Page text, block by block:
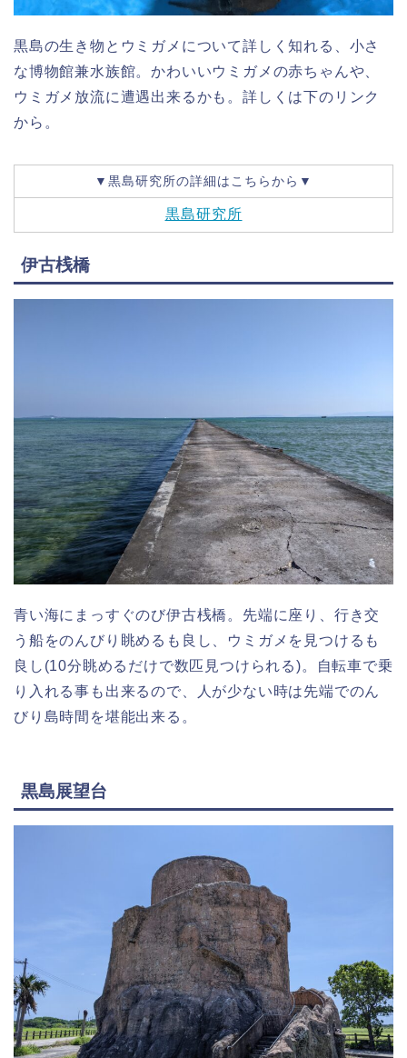
黒島の生き物とウミガメについて詳しく知れる、小さ
な博物館兼水族館。かわいいウミガメの赤ちゃんや、
ウミガメ放流に遭遇出来るかも。詳しくは下のリンク
から。
▼黒島研究所の詳細はこちらから▼
黒島研究所
伊古桟橋
青い海にまっすぐのび伊古桟橋。先端に座り、行き交
う船をのんびり眺めるも良し、ウミガメを見つけるも
良し(10分眺めるだけで数匹見つけられる)。自転車で乗
り入れる事も出来るので、人が少ない時は先端でのん
びり島時間を堪能出来る。
黒島展望台